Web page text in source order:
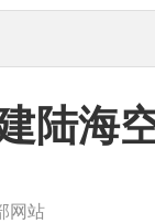
陆海
网站